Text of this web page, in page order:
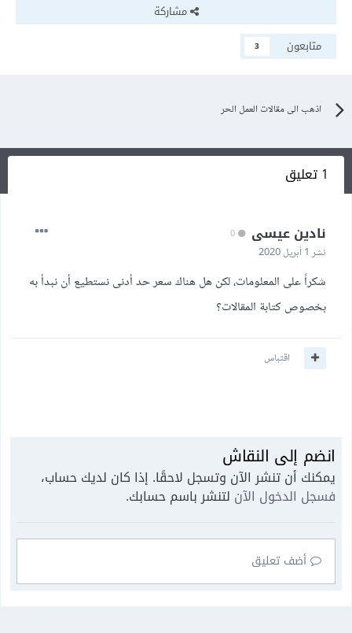
مشاركة
متابعون
3
اذهب الى مقالات العمل الحر
1 تعليق
نادين عيسى
نشر 1 أبريل 2020
شكراً على المعلومات، لكن هل هناك سعر حد أدنى نستطيع أن نبدأ به
بخصوص كتابة المقالات؟
اقتباس
انضم إلى النقاش
يمكنك أن تنشر الآن وتسجل لاحقًا. إذا كان لديك حساب،
فسجل الدخول الآن لتنشر باسم حسابك.
أضف تعليق